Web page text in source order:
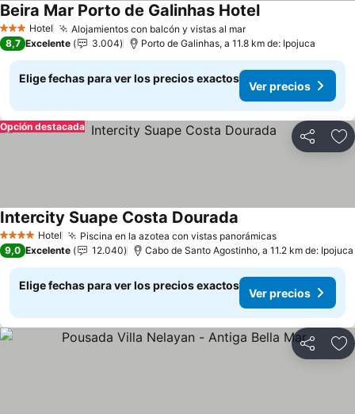
3 Estrellas
Hotel Alojamientos con balcón y vistas al marVer precios
Beira Mar Porto de Galinhas HotelVer precios
8,7 Excelente 3.004 Porto de Galinhas, a 11.8 km de: Ipojuca
Elige fechas para ver los precios exactos
Ver precios
Compartir
Opción destacada
4 EstrellasHotel Piscina en la azotea con vistas panorámicasVer precios
Intercity Suape Costa Dourada
9,0 Excelente 12.040 Cabo de Santo Agostinho, a 11.2 km de: Ipojuca
Elige fechas para ver los precios exactos
Ver precios
Compartir